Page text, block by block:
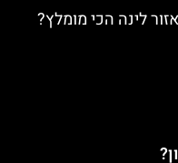
לינה הכי מומלץ?